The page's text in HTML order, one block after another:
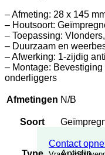
Contact
– Afmeting: 28 x 145
– Houtsoort:
– Toepassing:
– Duurzaam en
– Afwerking: 1-zijdig
– Montage:
onderliggers
Afmetingen N/B
Soort